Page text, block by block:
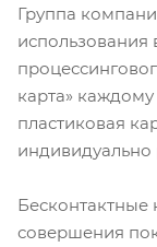
Группа
использования
карта»
пластиковая
Бесконтактные
совершения